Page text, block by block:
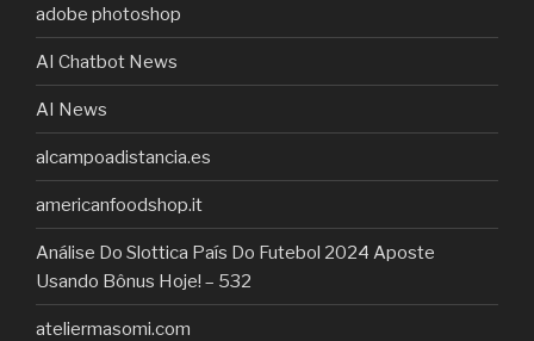
adobe photoshop
AI Chatbot News
AI News
alcampoadistancia.es
americanfoodshop.it
Análise Do Slottica País Do Futebol 2024 Aposte
Usando Bônus Hoje! – 532
ateliermasomi.com